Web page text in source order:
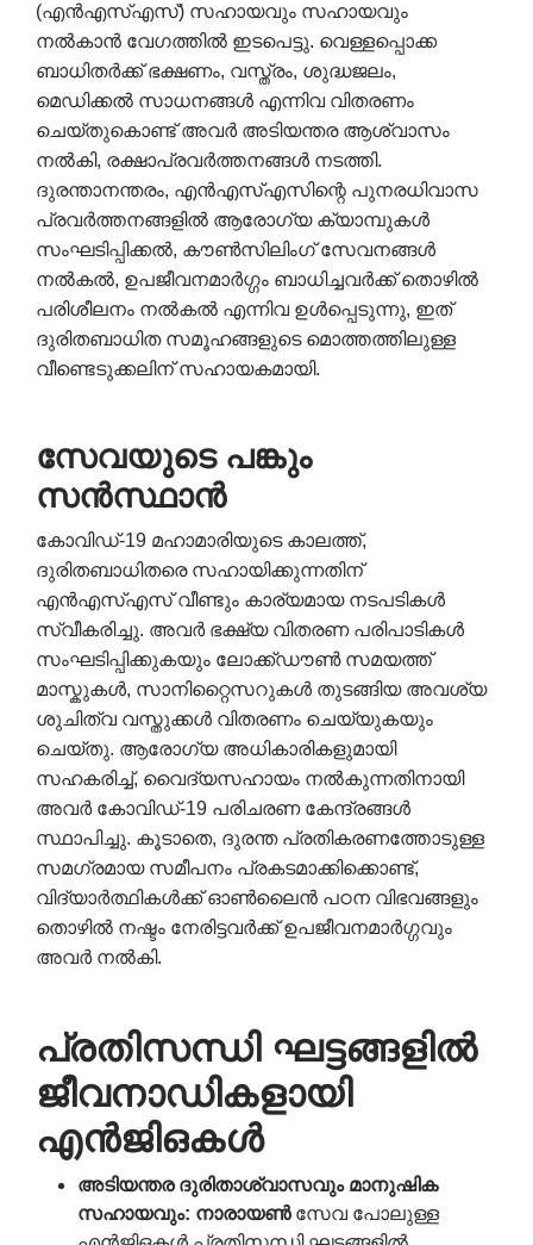
(എൻ‌എസ്‌എസ്) സഹായവും സഹായവും
നൽകാൻ വേഗത്തിൽ ഇടപെട്ടു. വെള്ളപ്പൊക്ക
ബാധിതർക്ക് ഭക്ഷണം, വസ്ത്രം, ശുദ്ധജലം,
മെഡിക്കൽ സാധനങ്ങൾ എന്നിവ വിതരണം
ചെയ്തുകൊണ്ട് അവർ അടിയന്തര ആശ്വാസം
നൽകി, രക്ഷാപ്രവർത്തനങ്ങൾ നടത്തി.
ദുരന്താനന്തരം, എൻ‌എസ്‌എസിന്റെ പുനരധിവാസ
പ്രവർത്തനങ്ങളിൽ ആരോഗ്യ ക്യാമ്പുകൾ
സംഘടിപ്പിക്കൽ, കൗൺസിലിംഗ് സേവനങ്ങൾ
നൽകൽ, ഉപജീവനമാർഗ്ഗം ബാധിച്ചവർക്ക് തൊഴിൽ
പരിശീലനം നൽകൽ എന്നിവ ഉൾപ്പെടുന്നു, ഇത്
ദുരിതബാധിത സമൂഹങ്ങളുടെ മൊത്തത്തിലുള്ള
വീണ്ടെടുക്കലിന് സഹായകമായി.
സേവയുടെ പങ്കും
സൻസ്ഥാൻ
കോവിഡ്-19 മഹാമാരിയുടെ കാലത്ത്,
ദുരിതബാധിതരെ സഹായിക്കുന്നതിന്
എൻഎസ്എസ് വീണ്ടും കാര്യമായ നടപടികൾ
സ്വീകരിച്ചു. അവർ ഭക്ഷ്യ വിതരണ പരിപാടികൾ
സംഘടിപ്പിക്കുകയും ലോക്ക്ഡൗൺ സമയത്ത്
മാസ്കുകൾ, സാനിറ്റൈസറുകൾ തുടങ്ങിയ അവശ്യ
ശുചിത്വ വസ്തുക്കൾ വിതരണം ചെയ്യുകയും
ചെയ്തു. ആരോഗ്യ അധികാരികളുമായി
സഹകരിച്ച്, വൈദ്യസഹായം നൽകുന്നതിനായി
അവർ കോവിഡ്-19 പരിചരണ കേന്ദ്രങ്ങൾ
സ്ഥാപിച്ചു. കൂടാതെ, ദുരന്ത പ്രതികരണത്തോടുള്ള
സമഗ്രമായ സമീപനം പ്രകടമാക്കിക്കൊണ്ട്,
വിദ്യാർത്ഥികൾക്ക് ഓൺലൈൻ പഠന വിഭവങ്ങളും
തൊഴിൽ നഷ്ടം നേരിട്ടവർക്ക് ഉപജീവനമാർഗ്ഗവും
അവർ നൽകി.
പ്രതിസന്ധി ഘട്ടങ്ങളിൽ
ജീവനാഡികളായി
എൻജിഒകൾ
അടിയന്തര ദുരിതാശ്വാസവും മാനുഷിക
സഹായവും: നാരായൺസേവ പോലുള്ള